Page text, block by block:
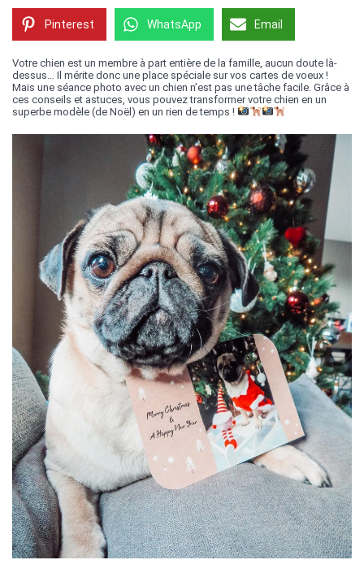
Pinterest WhatsApp Email
Votre chien est un membre à part entière de la famille, aucun doute là-
dessus… Il mérite donc une place spéciale sur vos cartes de voeux !
Mais une séance photo avec un chien n’est pas une tâche facile. Grâce à
ces conseils et astuces, vous pouvez transformer votre chien en un
superbe modèle (de Noël) en un rien de temps !